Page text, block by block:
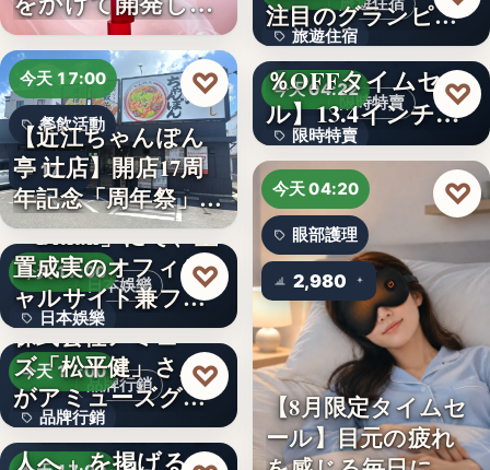
女性のた…
今天 17:00
餐飲活動
17
【近江ちゃんぽん
亭 辻店】開店17周
年記念「周年祭」開
催…
♡
日本娛樂
今天 17:00
日本娛樂
730円
「Bitfan」にて、玉
置成実のオフィシ
ャルサイト兼フ
ァ…
♡
品牌行銷
今天 17:00
品牌行銷
1,200億円
株式会社アミュー
ズ「松平健」さん
がアミューズグル
ープ ス…
♡
「社長に買われる
人へ」を掲げる
旅遊住宿
10
注目のグランピン
グ施設…
限時特賣
今天 04:22
限時特賣
文字
【アマゾン30
％OFFタイムセー
ル】13.4インチ大
画面…
♡
今天 04:20
眼部護理
2,980
【8月限定タイムセ
ール】目元の疲れ
♡